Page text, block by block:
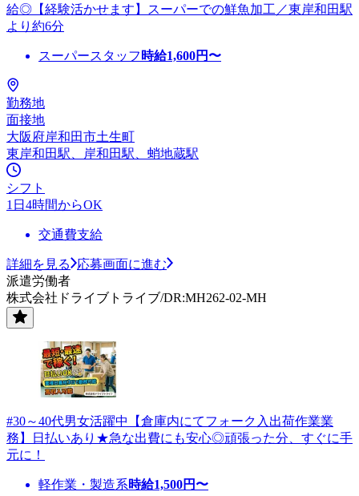
給◎【経験活かせます】スーパーでの鮮魚加工／東岸和田駅
より約6分
スーパースタッフ 時給1,600円〜
勤務地
面接地
大阪府岸和田市土生町
東岸和田駅、岸和田駅、蛸地蔵駅
シフト
1日4時間からOK
交通費支給
詳細を見る
応募画面に進む
派遣労働者
株式会社ドライブトライブ/DR:MH262-02-MH
#30～40代男女活躍中【倉庫内にてフォーク入出荷作業業
務】日払いあり★急な出費にも安心◎頑張った分、すぐに手
元に！
軽作業・製造系時給1,500円〜